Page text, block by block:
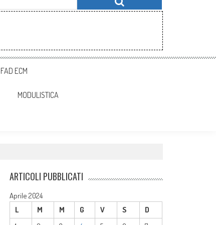
FAD ECM
MODULISTICA
ARTICOLI PUBBLICATI
Aprile 2024
L
M M G V S
D